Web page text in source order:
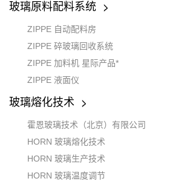
玻璃原料配料系统
ZIPPE 自动配料房
ZIPPE 碎玻璃回收系统
ZIPPE 加料机 星际产品*
ZIPPE 液面仪
玻璃熔化技术
霍恩玻璃技术（北京）有限公司
HORN 玻璃熔化技术
HORN 玻璃生产技术
HORN 玻璃温度调节